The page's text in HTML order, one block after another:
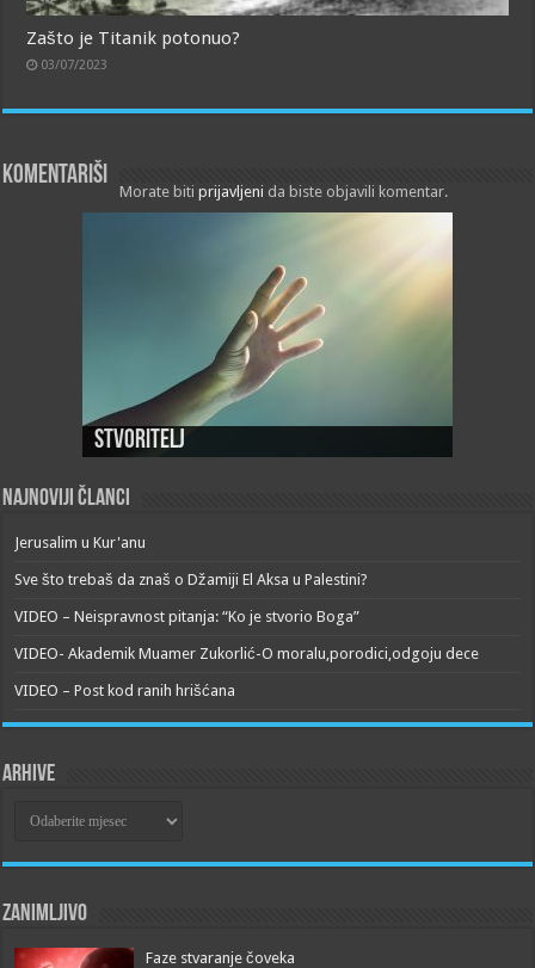
Zašto je Titanik potonuo?
03/07/2023
Komentariši
Morate bitiprijavljeni da biste objavili komentar.
Stvoritelj
Najnoviji članci
Jerusalim u Kur'anu
Sve što trebaš da znaš o Džamiji El Aksa u Palestini?
VIDEO – Neispravnost pitanja: “Ko je stvorio Boga”
VIDEO- Akademik Muamer Zukorlić-O moralu,porodici,odgoju dece
VIDEO – Post kod ranih hrišćana
Arhive
Zanimljivo
Faze stvaranje čoveka